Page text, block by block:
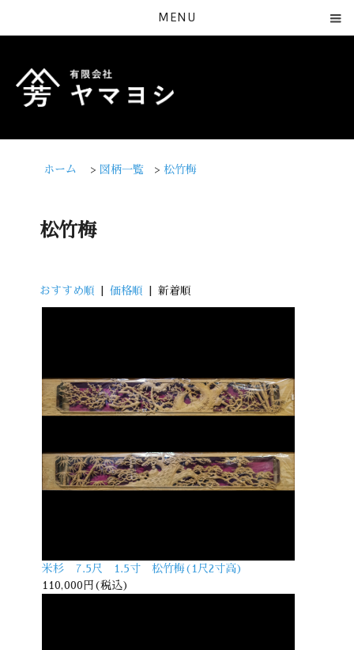
MENU
ホーム > 図柄一覧 > 松竹梅
松竹梅
おすすめ順 価格順 | 新着順
米杉 7.5尺 1.5寸 松竹梅(1尺2寸高)
110,000円(税込)